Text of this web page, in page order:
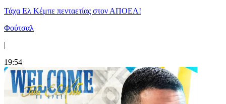
Τάχα Ελ Κέμπε πενταετίας στον ΑΠΟΕΛ!
Φούτσαλ
|
19:54